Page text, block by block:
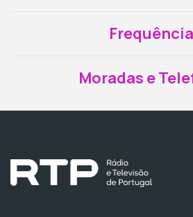
Moradas e